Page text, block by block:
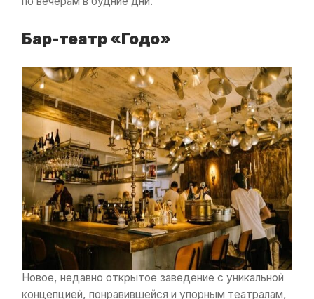
Бар-театр «Годо»
Новое, недавно открытое заведение с уникальной
концепцией, понравившейся и упорным театралам,